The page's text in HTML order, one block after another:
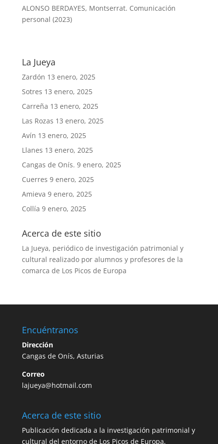
ALONSO BERDAYES, Montserrat. Comunicación
personal (2023)
La Jueya
Zardón 13 enero, 2025
Sotres 13 enero, 2025
Carreña 13 enero, 2025
Las Rozas 13 enero, 2025
Avín 13 enero, 2025
Llanes 13 enero, 2025
Cangas de Onís. 9 enero, 2025
Cuerres 9 enero, 2025
Amieva 9 enero, 2025
Collía 9 enero, 2025
Acerca de este sitio
La Jueya, periódico de investigación patrimonial y
cultural realizado por alumnos y profesores de la
comarca de Los Picos de Europa
Encuéntranos
Dirección
Cangas de Onís, Asturias
Correo
lajueya@hotmail.com
Acerca de este sitio
Publicación dedicada a la investigación patrimonial y
cultural del entorno de Los Picos de Europa,